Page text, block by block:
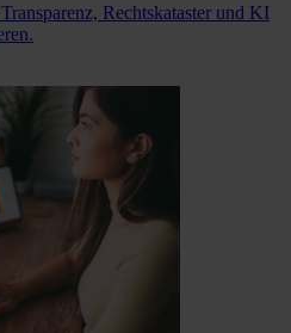
Rechtskataster und KI